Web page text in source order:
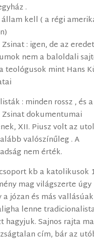
.
kell ( a régi
: igen, de az
nem a baloldali
teológusok mint Hans
: minden rossz , és a
dokumentumai
XII. Piusz volt az
valószínűleg . A
nem érték.
kb a katolikusok
mag világszerte
a józan és más
lenne
hagyjuk. Sajnos rajta
cím, bár az